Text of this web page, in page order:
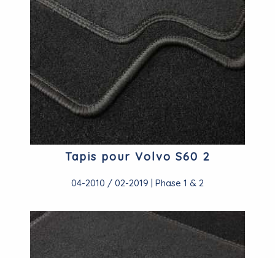
Tapis pour Volvo S60 2
04-2010 / 02-2019 | Phase 1 & 2